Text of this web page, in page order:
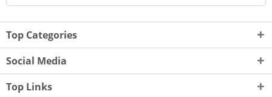
Top Categories
Social Media
Top Links